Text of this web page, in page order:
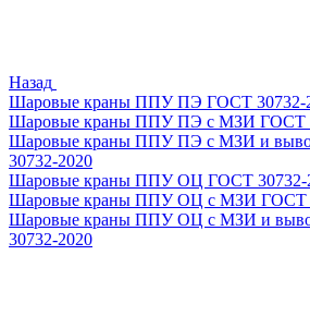
Назад
Шаровые краны ППУ ПЭ ГОСТ 30732-
Шаровые краны ППУ ПЭ с МЗИ ГОСТ
Шаровые краны ППУ ПЭ с МЗИ и
30732-2020
Шаровые краны ППУ ОЦ ГОСТ 30732-
Шаровые краны ППУ ОЦ с МЗИ ГОСТ
Шаровые краны ППУ ОЦ с МЗИ и
30732-2020